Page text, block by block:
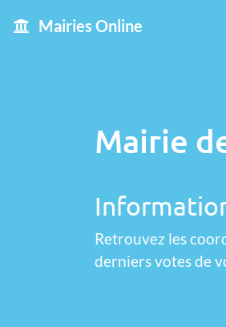
Mairies Online
Mairie
Retrouvez les
derniers votes de